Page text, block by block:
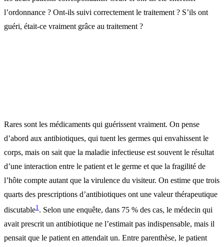
l’ordonnance ? Ont-ils suivi correctement le traitement ? S’ils ont
guéri, était-ce vraiment grâce au traitement ?
Rares sont les médicaments qui guérissent vraiment. On pense
d’abord aux antibiotiques, qui tuent les germes qui envahissent le
corps, mais on sait que la maladie infectieuse est souvent le résultat
d’une interaction entre le patient et le germe et que la fragilité de
l’hôte compte autant que la virulence du visiteur. On estime que trois
quarts des prescriptions d’antibiotiques ont une valeur thérapeutique
discutable1 . Selon une enquête, dans 75 % des cas, le médecin qui
avait prescrit un antibiotique ne l’estimait pas indispensable, mais il
pensait que le patient en attendait un. Entre parenthèse, le patient